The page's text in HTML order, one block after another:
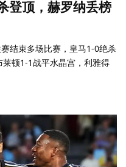
登顶，赫罗纳丢榜
结束多场比赛，皇马1-0绝杀
顿1-1战平水晶宫，利雅得